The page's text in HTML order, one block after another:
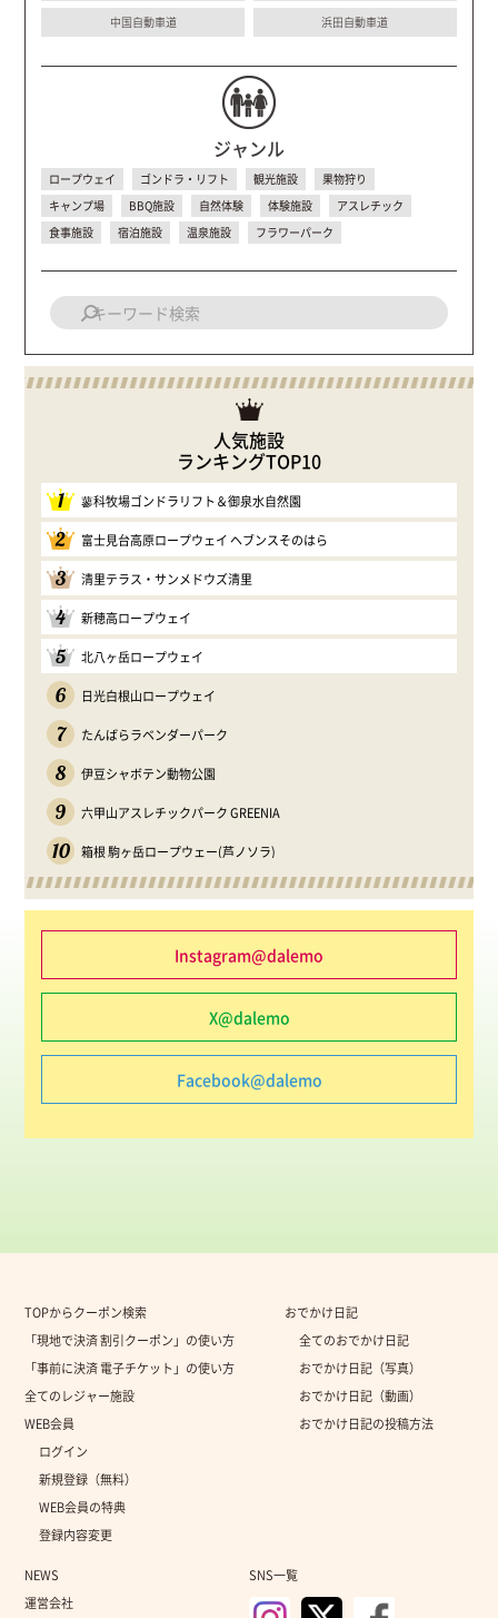
中国自動車道 浜田自動車道
ジャンル
ロープウェイ ゴンドラ・リフト 観光施設
果物狩り
キャンプ場
BBQ施設 自然体験 体験施設
アスレチック
食事施設
宿泊施設 温泉施設 フラワーパーク
人気施設
ランキングTOP10
1 蓼科牧場ゴンドラリフト＆御泉水自然園
2 富士見台高原ロープウェイ ヘブンスそのはら
3 清里テラス・サンメドウズ清里
4 新穂高ロープウェイ
5 北八ヶ岳ロープウェイ
6 日光白根山ロープウェイ
7 たんばらラベンダーパーク
8 伊豆シャボテン動物公園
9 六甲山アスレチックパーク GREENIA
10 箱根 駒ヶ岳ロープウェー(芦ノソラ)
Instagram@dalemo
X@dalemo
Facebook@dalemo
TOPからクーポン検索
「現地で決済 割引クーポン」の使い方
「事前に決済 電子チケット」の使い方
全てのレジャー施設
WEB会員
ログイン
新規登録（無料）
WEB会員の特典
登録内容変更
おでかけ日記
全てのおでかけ日記
おでかけ日記（写真）
おでかけ日記（動画）
おでかけ日記の投稿方法
NEWS
運営会社
SNS一覧